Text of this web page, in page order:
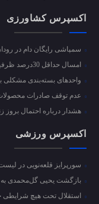
اکسپرس کشاورزی
سمپاشی رایگان دام در
امسال حداقل 30درصد ظرفیت تولید گندم دیم از بین رفت
واحد‌های بسته‌بندی مشکلی
عدم توقف صادرات
هشدار درباره احتمال بروز
اکسپرس ورزشی
سورپرایز قلعه‌نویی در
بازگشت یحیی گل‌محمدی
استقلال تحت هیچ شرایطی